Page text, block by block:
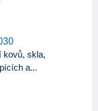
kovů, skla,
a...